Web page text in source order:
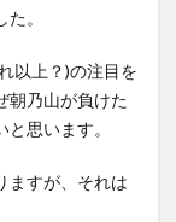
。
以上？)の注目を
朝乃山が負けた
思います。
ますが、それは